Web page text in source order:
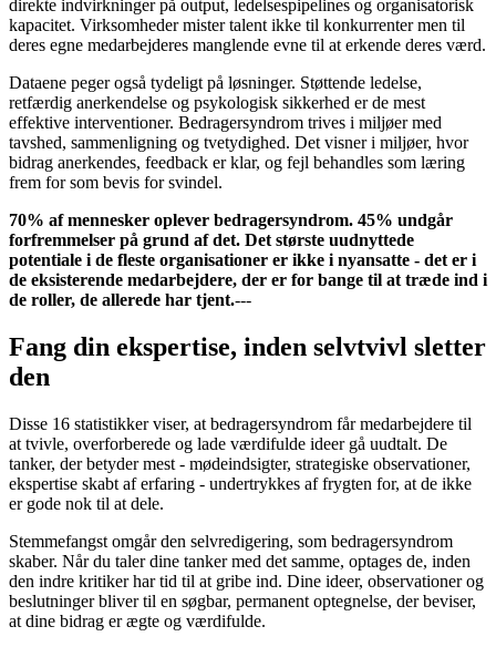
direkte indvirkninger på output, ledelsespipelines og organisatorisk
kapacitet. Virksomheder mister talent ikke til konkurrenter men til
deres egne medarbejderes manglende evne til at erkende deres værd.
Dataene peger også tydeligt på løsninger. Støttende ledelse,
retfærdig anerkendelse og psykologisk sikkerhed er de mest
effektive interventioner. Bedragersyndrom trives i miljøer med
tavshed, sammenligning og tvetydighed. Det visner i miljøer, hvor
bidrag anerkendes, feedback er klar, og fejl behandles som læring
frem for som bevis for svindel.
70% af mennesker oplever bedragersyndrom. 45% undgår
forfremmelser på grund af det. Det største uudnyttede
potentiale i de fleste organisationer er ikke i nyansatte - det er i
de eksisterende medarbejdere, der er for bange til at træde ind i
de roller, de allerede har tjent.---
Fang din ekspertise, inden selvtvivl sletter
den
Disse 16 statistikker viser, at bedragersyndrom får medarbejdere til
at tvivle, overforberede og lade værdifulde ideer gå uudtalt. De
tanker, der betyder mest - mødeindsigter, strategiske observationer,
ekspertise skabt af erfaring - undertrykkes af frygten for, at de ikke
er gode nok til at dele.
Stemmefangst omgår den selvredigering, som bedragersyndrom
skaber. Når du taler dine tanker med det samme, optages de, inden
den indre kritiker har tid til at gribe ind. Dine ideer, observationer og
beslutninger bliver til en søgbar, permanent optegnelse, der beviser,
at dine bidrag er ægte og værdifulde.